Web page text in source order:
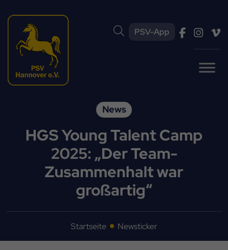
PSV-App
News
HGS Young Talent Camp
2025: „Der Team-
Zusammenhalt war
großartig“
Startseite Newsticker